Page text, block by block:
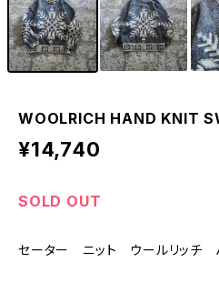
WOOLRICH HAND KNIT
¥14,740
SOLD OUT
セーター ニット ウールリッチ